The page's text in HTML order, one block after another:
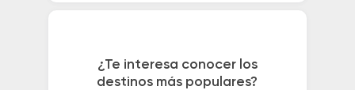
¿Te interesa conocer los
destinos más populares?